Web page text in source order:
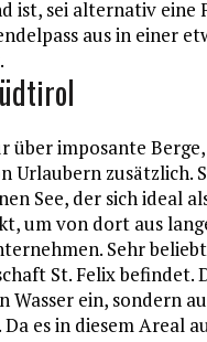
ist, sei alternativ
aus in einer
imposante
Urlaubern zusätzlich.
See, der sich ideal
um von dort aus
Sehr
St. Felix befindet.
Wasser ein, sondern
es in diesem Areal